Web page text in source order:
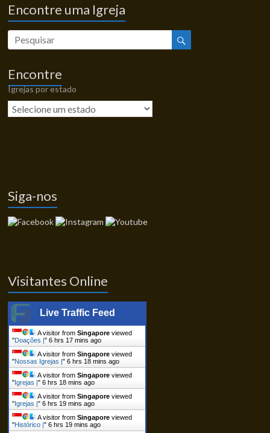
Encontre uma Igreja
Encontre
Igrejas por estado
Siga-nos
Visitantes Online
Live Traffic Feed
A visitor fromSingapore viewed
"Doações |"6 hrs 17 mins ago
A visitor fromSingapore viewed
"Nossas Igrejas |"6 hrs 18 mins ago
A visitor fromSingapore viewed
" Igrejas |"6 hrs 18 mins ago
A visitor fromSingapore viewed
" Igrejas |"6 hrs 19 mins ago
A visitor fromSingapore viewed
"Histórico |"6 hrs 19 mins ago